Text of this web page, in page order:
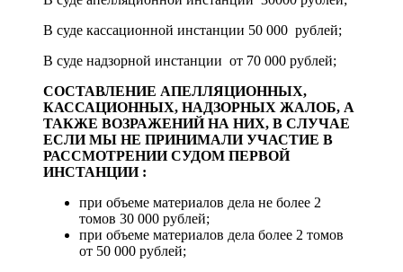
В суде кассационной инстанции 50 000 рублей;
В суде надзорной инстанции от 70 000 рублей;
СОСТАВЛЕНИЕ АПЕЛЛЯЦИОННЫХ,
КАССАЦИОННЫХ, НАДЗОРНЫХ ЖАЛОБ, А
ТАКЖЕ ВОЗРАЖЕНИЙ НА НИХ, В СЛУЧАЕ
ЕСЛИ МЫ НЕ ПРИНИМАЛИ УЧАСТИЕ В
РАССМОТРЕНИИ СУДОМ ПЕРВОЙ
ИНСТАНЦИИ :
при объеме материалов дела не более 2
томов 30 000 рублей;
при объеме материалов дела более 2 томов
от 50 000 рублей;